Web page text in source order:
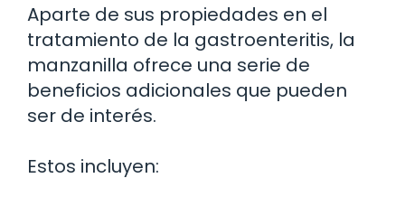
Aparte de sus propiedades en el
tratamiento de la gastroenteritis, la
manzanilla ofrece una serie de
beneficios adicionales que pueden
ser de interés.
Estos incluyen: